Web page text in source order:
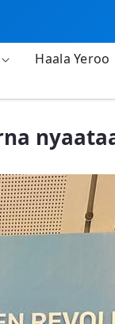
Haala Yeroo